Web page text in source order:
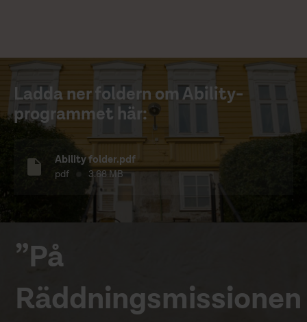
Ladda ner foldern om Ability-
programmet här:
Ability folder.pdf
pdf 3.68 MB
”På
Räddningsmissionen